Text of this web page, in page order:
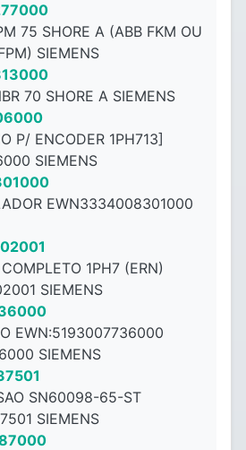
75 SHORE A (ABB FKM OU
SIEMENS
70 SHORE A SIEMENS
P/ ENCODER 1PH713]
SIEMENS
EWN3334008301000
1PH7 (ERN)
SIEMENS
EWN:5193007736000
SIEMENS
SN60098-65-ST
SIEMENS